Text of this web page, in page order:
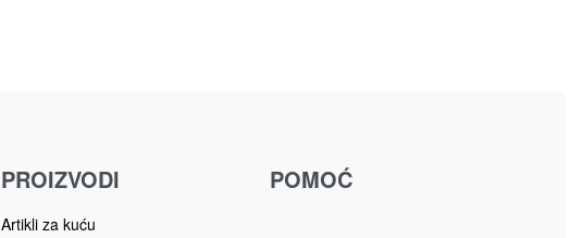
PROIZVODI
Artikli za kuću
POMOĆ